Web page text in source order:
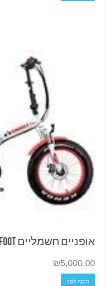
אופניים חשמליים Smart Bike BIG FOOT
₪5,000.00
הוסף לסל